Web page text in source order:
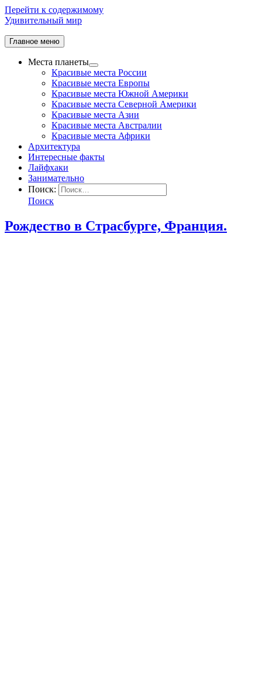
Перейти к содержимому
Удивительный мир
Главное меню
Места планеты
Красивые места России
Красивые места Европы
Красивые места Южной Америки
Красивые места Северной Америки
Красивые места Азии
Красивые места Австралии
Красивые места Африки
Архитектура
Интересные факты
Лайфхаки
Занимательно
Поиск:
Поиск
Рождество в Страсбурге, Франция.